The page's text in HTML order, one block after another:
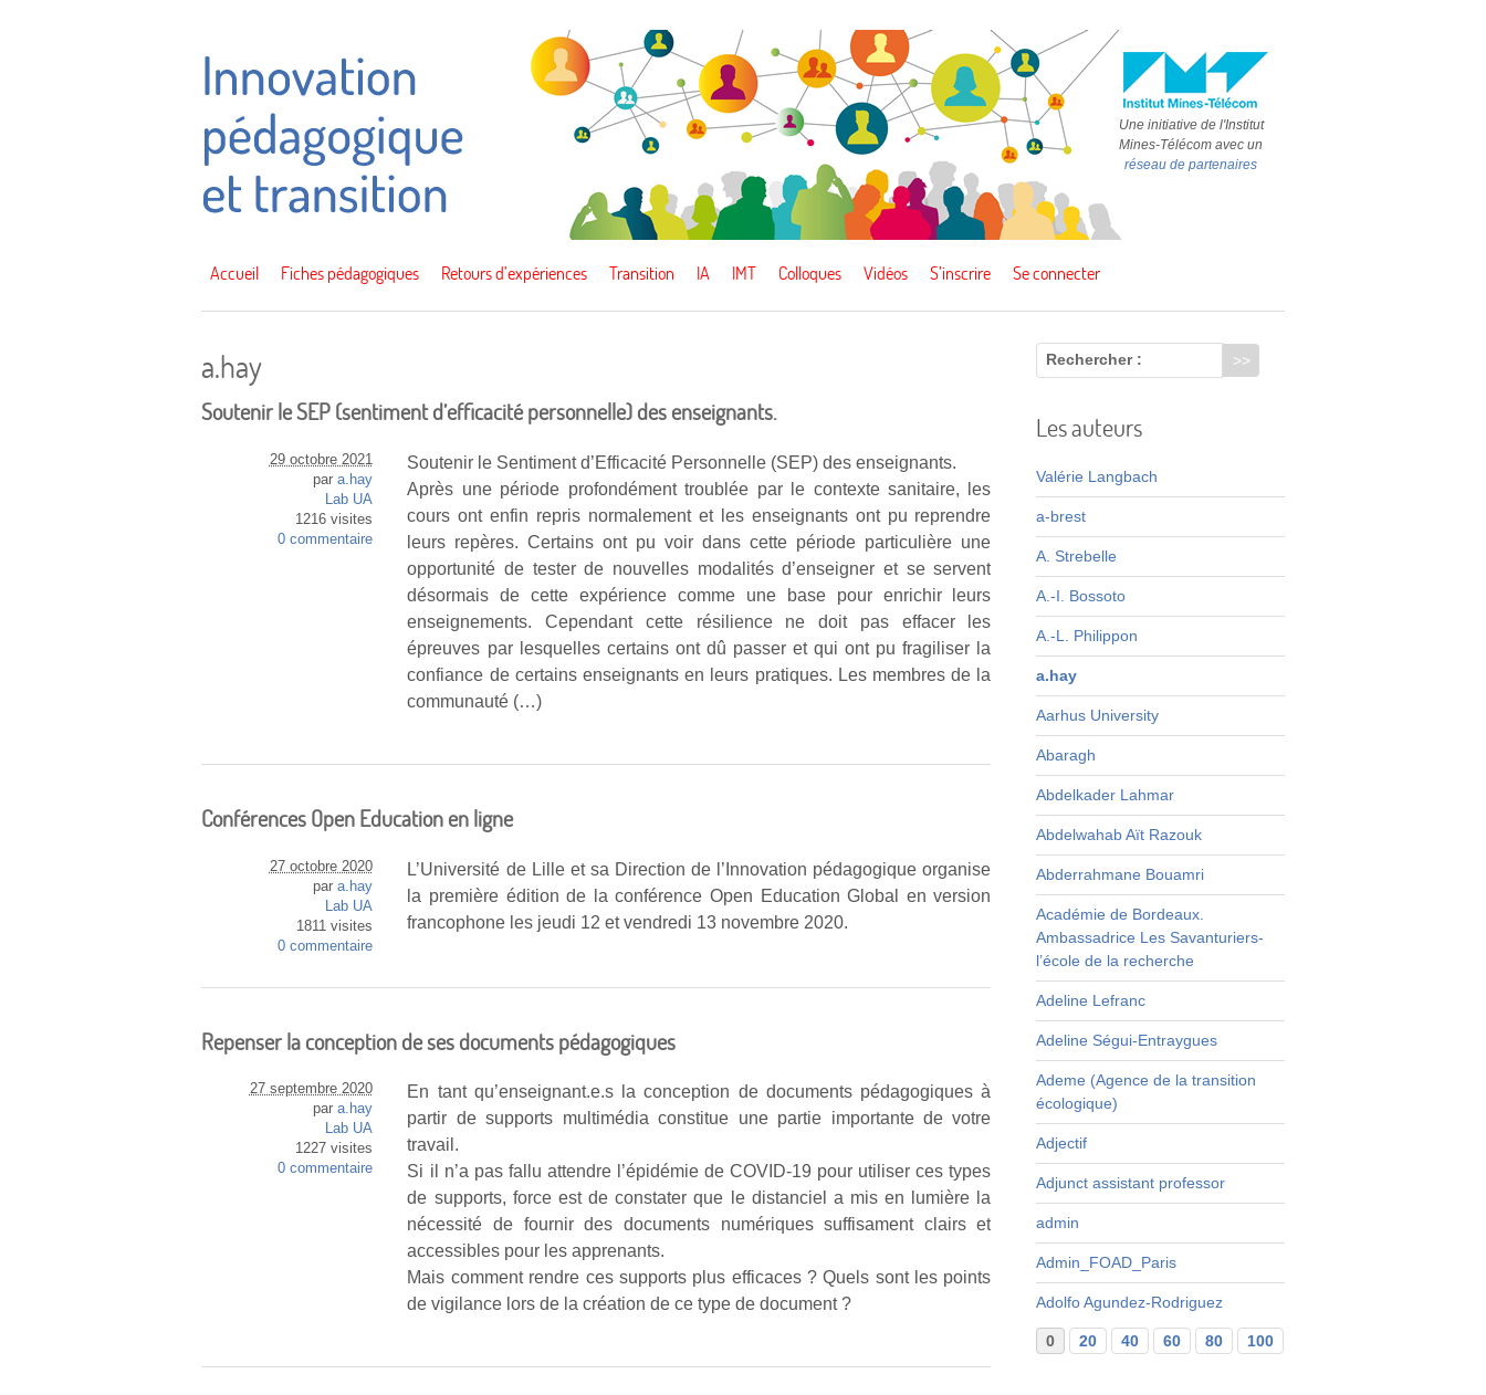
Une initiative de l'Institut
Mines-Télécom avec un
réseau de partenaires
Accueil Fiches pédagogiques Retours d’expériences Transition IA IMT Colloques Vidéos S’inscrire Se connecter
a.hay
Soutenir le SEP (sentiment d’efficacité personnelle) des enseignants.
Soutenir le Sentiment d’Efficacité Personnelle (SEP) des enseignants.
Après une période profondément troublée par le contexte sanitaire, les
cours ont enfin repris normalement et les enseignants ont pu reprendre
leurs repères. Certains ont pu voir dans cette période particulière une
opportunité de tester de nouvelles modalités d’enseigner et se servent
désormais de cette expérience comme une base pour enrichir leurs
enseignements. Cependant cette résilience ne doit pas effacer les
épreuves par lesquelles certains ont dû passer et qui ont pu fragiliser la
confiance de certains enseignants en leurs pratiques. Les membres de la
communauté (…)
29 octobre 2021
par a.hay
Lab UA
1216 visites
0 commentaire
Conférences Open Education en ligne
L’Université de Lille et sa Direction de l’Innovation pédagogique organise
la première édition de la conférence Open Education Global en version
francophone les jeudi 12 et vendredi 13 novembre 2020.
27 octobre 2020
par a.hay
Lab UA
1811 visites
0 commentaire
Repenser la conception de ses documents pédagogiques
En tant qu’enseignant.e.s la conception de documents pédagogiques à
partir de supports multimédia constitue une partie importante de votre
travail.
Si il n’a pas fallu attendre l’épidémie de COVID-19 pour utiliser ces types
de supports, force est de constater que le distanciel a mis en lumière la
nécessité de fournir des documents numériques suffisament clairs et
accessibles pour les apprenants.
Mais comment rendre ces supports plus efficaces ? Quels sont les points
de vigilance lors de la création de ce type de document ?
27 septembre 2020
par a.hay
Lab UA
1227 visites
0 commentaire
Rechercher :
Les auteurs
Valérie Langbach
a-brest
A. Strebelle
A.-I. Bossoto
A.-L. Philippon
a.hay
Aarhus University
Abaragh
Abdelkader Lahmar
Abdelwahab Aït Razouk
Abderrahmane Bouamri
Académie de Bordeaux.
Ambassadrice Les Savanturiers-
l’école de la recherche
Adeline Lefranc
Adeline Ségui-Entraygues
Ademe (Agence de la transition
écologique)
Adjectif
Adjunct assistant professor
admin
Admin_FOAD_Paris
Adolfo Agundez-Rodriguez
0 20 40 60 80 100